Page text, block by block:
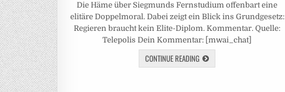
Die Häme über Siegmunds Fernstudium offenbart eine
elitäre Doppelmoral. Dabei zeigt ein Blick ins Grundgesetz:
Regieren braucht kein Elite-Diplom. Kommentar. Quelle:
Telepolis Dein Kommentar: [mwai_chat]
CONTINUE READING